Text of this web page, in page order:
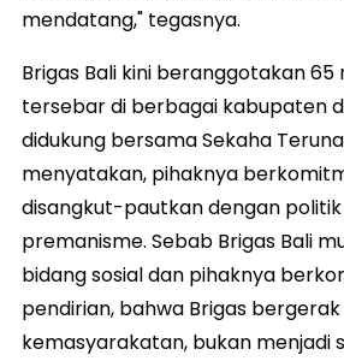
mendatang," tegasnya.
Brigas Bali kini beranggotakan 65
tersebar di berbagai kabupaten
didukung bersama Sekaha
menyatakan, pihaknya
disangkut-pautkan dengan
premanisme. Sebab Brigas Bali
bidang sosial dan pihaknya
pendirian, bahwa Brigas
kemasyarakatan, bukan menjadi